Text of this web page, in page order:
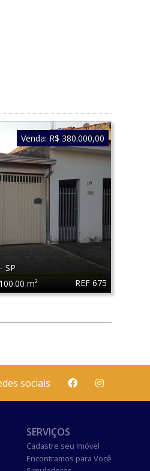
REF 675
SP
100.00 m²
Venda: R$ 380.000,00
sociais
SERVIÇOS
Cadastre seu Imóvel
Encontramos para Você